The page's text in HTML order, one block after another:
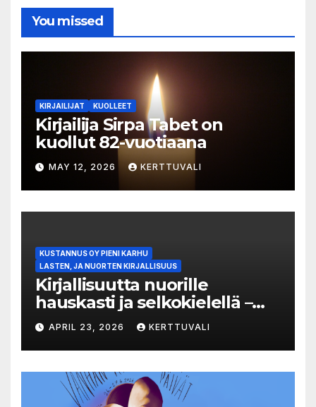
You missed
KIRJAILIJAT KUOLLEET
Kirjailija Sirpa Tabet on
kuollut 82-vuotiaana
MAY 12, 2026 KERTTUVALI
KUSTANNUS OY PIENI KARHU
LASTEN, JA NUORTEN KIRJALLISUUS
Kirjallisuutta nuorille
hauskasti ja selkokielellä –
Luka-sarjasta viides osa
APRIL 23, 2026 KERTTUVALI